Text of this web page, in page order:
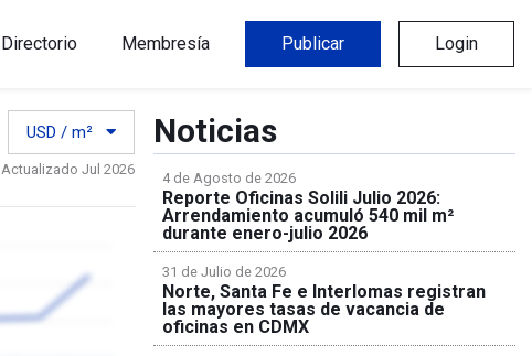
Directorio Membresía Publicar Login
USD / m²
Actualizado Jul 2026
Noticias
4 de Agosto de 2026
Reporte Oficinas Solili Julio 2026:
Arrendamiento acumuló 540 mil m²
durante enero-julio 2026
31 de Julio de 2026
Norte, Santa Fe e Interlomas registran
las mayores tasas de vacancia de
oficinas en CDMX